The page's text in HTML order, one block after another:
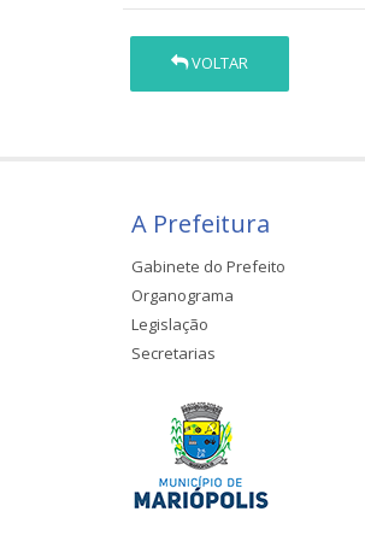
VOLTAR
A Prefeitura
Gabinete do Prefeito
Organograma
Legislação
Secretarias